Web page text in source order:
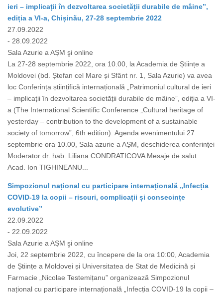
ieri – implicații în dezvoltarea societății durabile de mâine”,
ediția a VI-a, Chișinău, 27-28 septembrie 2022
27.09.2022
- 28.09.2022
Sala Azurie a AȘM şi online
La 27-28 septembrie 2022, ora 10.00, la Academia de Științe a
Moldovei (bd. Ștefan cel Mare și Sfânt nr. 1, Sala Azurie) va avea
loc Conferința științifică internațională „Patrimoniul cultural de ieri
– implicații în dezvoltarea societății durabile de mâine”, ediția a VI-
a (The International Scientific Conference „Cultural heritage of
yesterday – contribution to the development of a sustainable
society of tomorrow”, 6th edition). Agenda evenimentului 27
septembrie ora 10.00, Sala azurie a AȘM, deschiderea conferinței
Moderator dr. hab. Liliana CONDRATICOVA Mesaje de salut
Acad. Ion TIGHINEANU...
Simpozionul național cu participare internațională „Infecția
COVID-19 la copii – riscuri, complicații și consecințe
evolutive”
22.09.2022
- 22.09.2022
Sala Azurie a AȘM şi online
Joi, 22 septembrie 2022, cu începere de la ora 10:00, Academia
de Științe a Moldovei și Universitatea de Stat de Medicină și
Farmacie „Nicolae Testemițanu” organizează Simpozionul
național cu participare internațională „Infecția COVID-19 la copii –